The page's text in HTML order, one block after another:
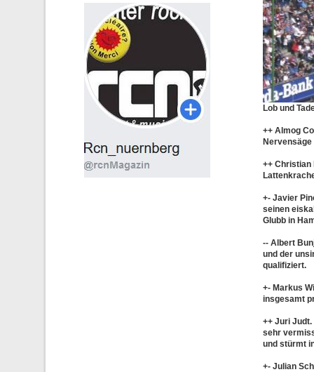
Lob und
++ Almog
++ Christian
+- Javier
seinen
Glubb in
-- Albert
und der
qualifiziert.
+- Markus
insgesamt
++ Juri Judt.
sehr
und stürmt
+- Julian